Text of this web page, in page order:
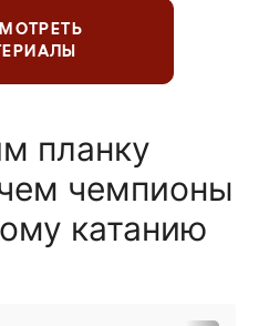
планку
чемпионы
катанию